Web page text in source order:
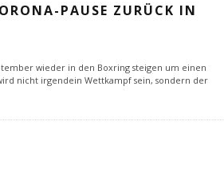
PAUSE ZURÜCK IN
wieder in den Boxring steigen um einen
nicht irgendein Wettkampf sein, sondern der